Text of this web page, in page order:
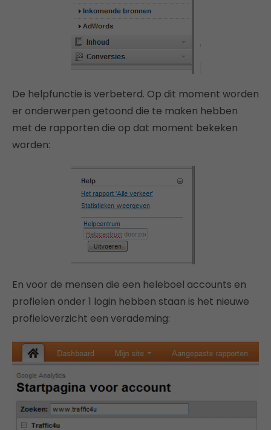
De helpfunctie is verbeterd. Op dit moment worden
er onderwerpen getoond die te maken hebben
met de rapporten die op dat moment bekeken
worden:
En voor de mensen die een heleboel accounts en
profielen onder 1 login hebben staan is het nieuwe
profieloverzicht een verademing: